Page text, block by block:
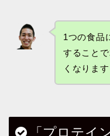
1つの食品
すること
くなります
「プロテイ